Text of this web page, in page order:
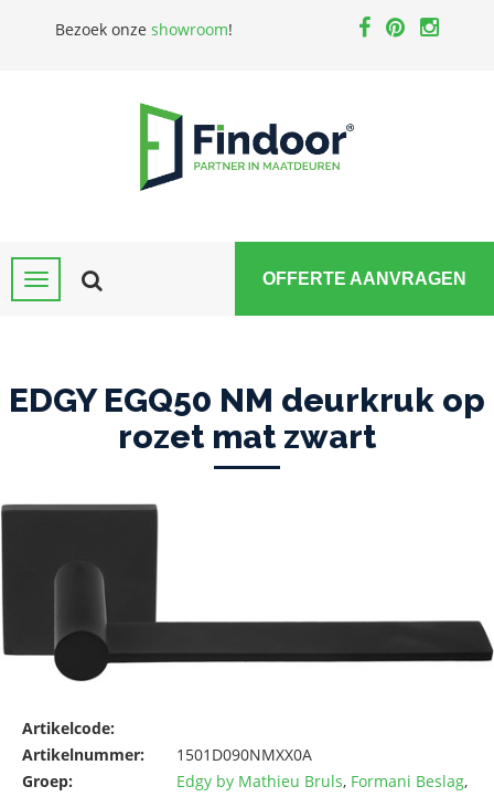
Bezoek onze showroom!
OFFERTE AANVRAGEN
EDGY EGQ50 NM deurkruk op
rozet mat zwart
Artikelcode:
Artikelnummer:
1501D090NMXX0A
Groep:
Edgy by Mathieu Bruls, Formani Beslag,